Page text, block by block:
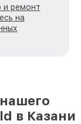
и ремонт
на
в Казани